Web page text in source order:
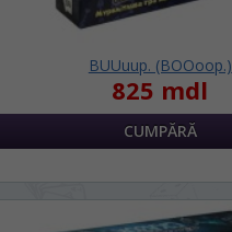
BUUuup. (BOOoop.)
825 mdl